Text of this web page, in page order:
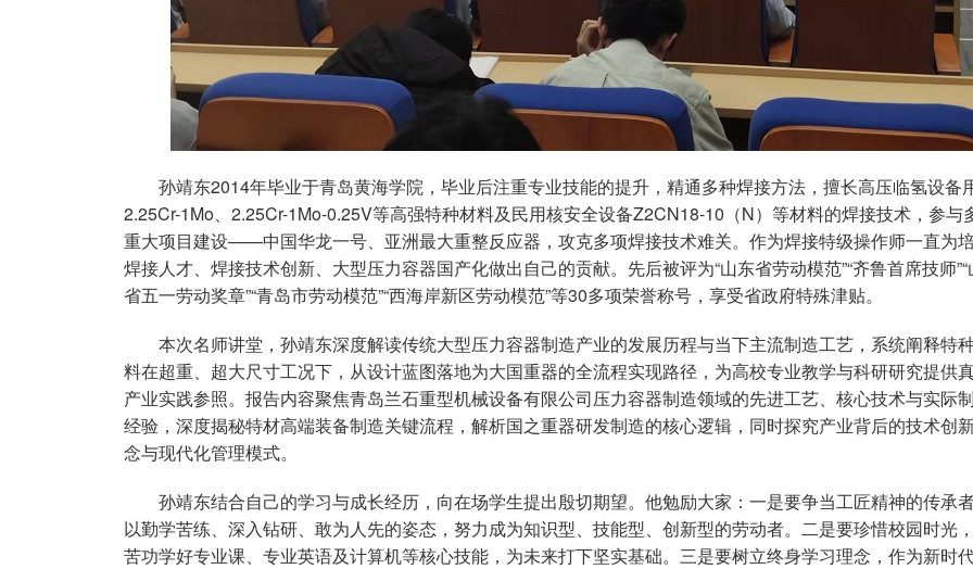
孙靖东2014年毕业于青岛黄海学院，毕业后注重专业技能的提升，精通多种焊接方法，擅长高压临氢设备
2.25Cr-1Mo、2.25Cr-1Mo-0.25V等高强特种材料及民用核安全设备Z2CN18-10（N）等材料的焊接技术，参与
重大项目建设——中国华龙一号、亚洲最大重整反应器，攻克多项焊接技术难关。作为焊接特级操作师一直为
焊接人才、焊接技术创新、大型压力容器国产化做出自己的贡献。先后被评为“山东省劳动模范”“齐鲁首席技师
省五一劳动奖章”“青岛市劳动模范”“西海岸新区劳动模范”等30多项荣誉称号，享受省政府特殊津贴。
本次名师讲堂，孙靖东深度解读传统大型压力容器制造产业的发展历程与当下主流制造工艺，系统阐释特
料在超重、超大尺寸工况下，从设计蓝图落地为大国重器的全流程实现路径，为高校专业教学与科研研究提供
产业实践参照。报告内容聚焦青岛兰石重型机械设备有限公司压力容器制造领域的先进工艺、核心技术与实际
经验，深度揭秘特材高端装备制造关键流程，解析国之重器研发制造的核心逻辑，同时探究产业背后的技术创
念与现代化管理模式。
孙靖东结合自己的学习与成长经历，向在场学生提出殷切期望。他勉励大家：一是要争当工匠精神的传承者
以勤学苦练、深入钻研、敢为人先的姿态，努力成为知识型、技能型、创新型的劳动者。二是要珍惜校园时光
苦功学好专业课、专业英语及计算机等核心技能，为未来打下坚实基础。三是要树立终身学习理念，作为新时